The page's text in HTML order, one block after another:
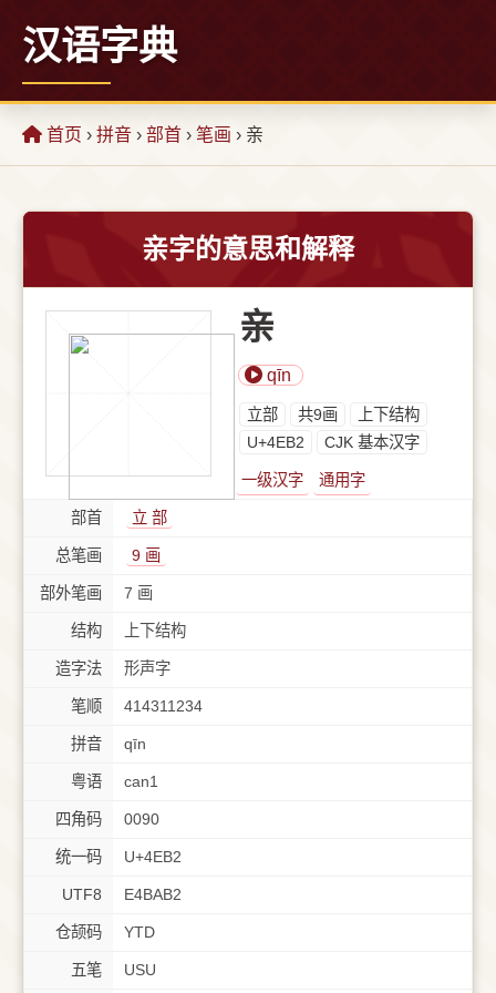
汉语字典
首页 › 拼音 › 部首 › 笔画 › 亲
亲字的意思和解释
亲
qīn
⽴部 共9画
上下结构
U+4EB2
CJK 基本汉字
一级汉字 通用字
部首 ⽴ 部
总笔画 9 画
部外笔画 7 画
结构 上下结构
造字法 形声字
笔顺 414311234
拼音 qīn
粤语 can1
四角码 0090
统一码 U+4EB2
UTF8 E4BAB2
仓颉码 YTD
五笔 USU